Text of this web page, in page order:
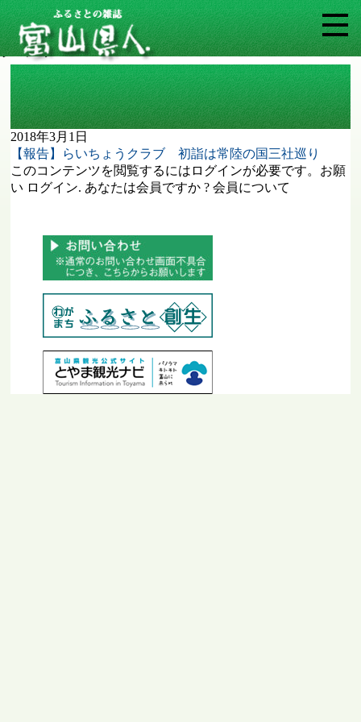
タグ: 東京富山県人会連合会らいちょう
クラブ
2018年3月1日
【報告】らいちょうクラブ 初詣は常陸の国三社巡り
このコンテンツを閲覧するにはログインが必要です。お願
い ログイン. あなたは会員ですか ? 会員について